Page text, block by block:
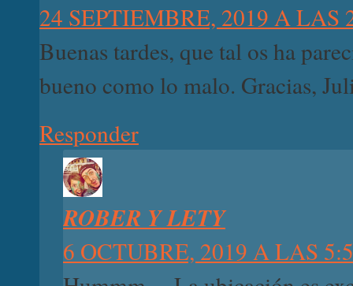
24 SEPTIEMBRE, 2019 A LAS
Buenas tardes, que tal os ha
bueno como lo malo. Gracias,
Responder
ROBER Y LETY
6 OCTUBRE, 2019 A LAS